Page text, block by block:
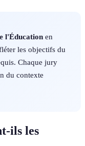
l'Éducation en
les objectifs du
Chaque jury
du contexte
ils les